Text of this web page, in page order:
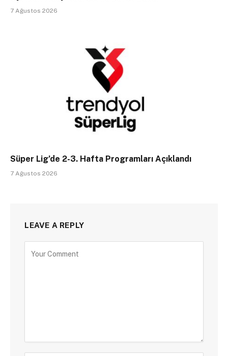
7 Ağustos 2026
Süper Lig’de 2-3. Hafta Programları Açıklandı
7 Ağustos 2026
LEAVE A REPLY